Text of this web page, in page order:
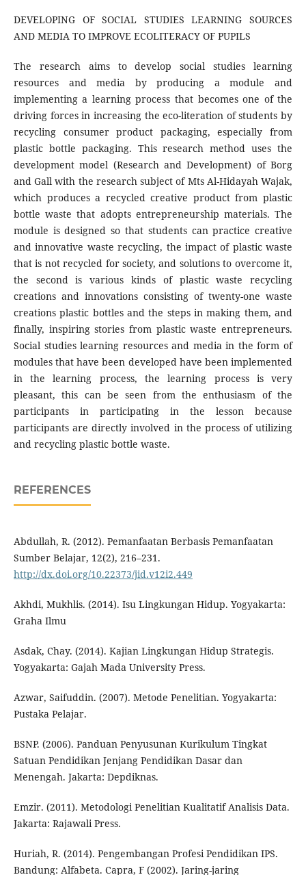
DEVELOPING OF SOCIAL STUDIES LEARNING SOURCES
AND MEDIA TO IMPROVE ECOLITERACY OF PUPILS
The research aims to develop social studies learning
resources and media by producing a module and
implementing a learning process that becomes one of the
driving forces in increasing the eco-literation of students by
recycling consumer product packaging, especially from
plastic bottle packaging. This research method uses the
development model (Research and Development) of Borg
and Gall with the research subject of Mts Al-Hidayah Wajak,
which produces a recycled creative product from plastic
bottle waste that adopts entrepreneurship materials. The
module is designed so that students can practice creative
and innovative waste recycling, the impact of plastic waste
that is not recycled for society, and solutions to overcome it,
the second is various kinds of plastic waste recycling
creations and innovations consisting of twenty-one waste
creations plastic bottles and the steps in making them, and
finally, inspiring stories from plastic waste entrepreneurs.
Social studies learning resources and media in the form of
modules that have been developed have been implemented
in the learning process, the learning process is very
pleasant, this can be seen from the enthusiasm of the
participants in participating in the lesson because
participants are directly involved in the process of utilizing
and recycling plastic bottle waste.
REFERENCES
Abdullah, R. (2012). Pemanfaatan Berbasis Pemanfaatan
Sumber Belajar, 12(2), 216–231.
http://dx.doi.org/10.22373/jid.v12i2.449
Akhdi, Mukhlis. (2014). Isu Lingkungan Hidup. Yogyakarta:
Graha Ilmu
Asdak, Chay. (2014). Kajian Lingkungan Hidup Strategis.
Yogyakarta: Gajah Mada University Press.
Azwar, Saifuddin. (2007). Metode Penelitian. Yogyakarta:
Pustaka Pelajar.
BSNP. (2006). Panduan Penyusunan Kurikulum Tingkat
Satuan Pendidikan Jenjang Pendidikan Dasar dan
Menengah. Jakarta: Depdiknas.
Emzir. (2011). Metodologi Penelitian Kualitatif Analisis Data.
Jakarta: Rajawali Press.
Huriah, R. (2014). Pengembangan Profesi Pendidikan IPS.
Bandung: Alfabeta. Capra, F (2002). Jaring-jaring